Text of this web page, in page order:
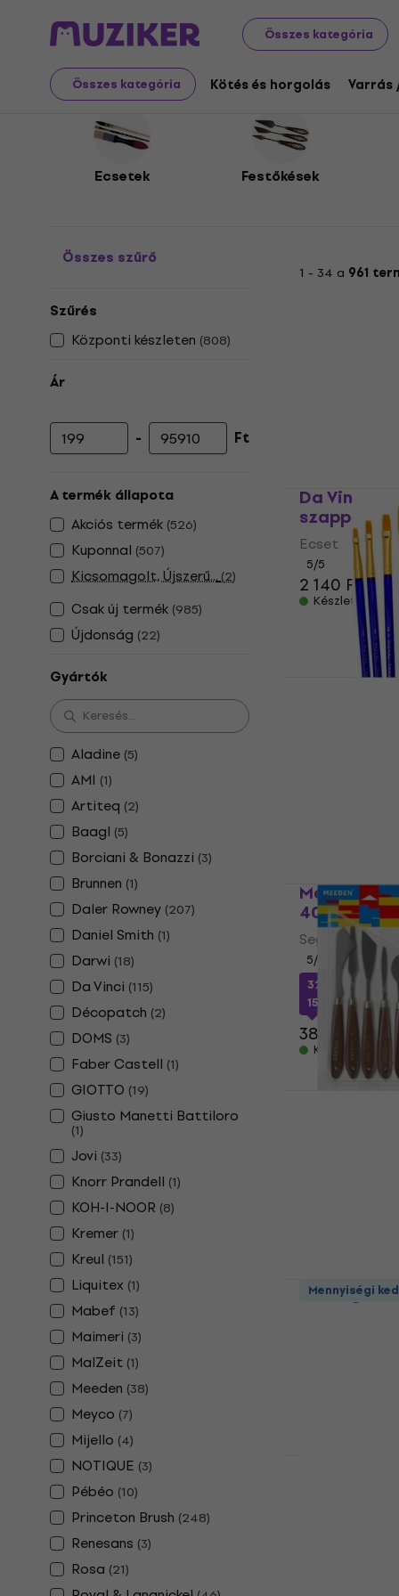
Összes kategória
Összes kategória Kötés és horgolás Varrás
Művészet Festés Ecsetek / Festőkések / Paletták
Ecsetek / Festőkések
Ecsetek Festőkések
Összes szűrő
Szűrés
Központi készleten (808)
Ár
Minimális ár
- Maximális árFt
A termék állapota
Akciós termék (526)
Kuponnal (507)
Kicsomagolt, Újszerű...(2)
Csak új termék (985)
Újdonság (22)
Gyártók
Aladine (5)
AMI (1)
Artiteq (2)
Baagl (5)
Borciani & Bonazzi (3)
Brunnen (1)
Daler Rowney (207)
Daniel Smith (1)
Darwi (18)
Da Vinci (115)
Décopatch (2)
DOMS (3)
Faber Castell (1)
GIOTTO (19)
Giusto Manetti Battiloro
(1)
Jovi (33)
Knorr Prandell (1)
KOH-I-NOOR (8)
Kremer (1)
Kreul (151)
Liquitex (1)
Mabef (13)
Maimeri (3)
MalZeit (1)
Meeden (38)
Meyco (7)
Mijello (4)
NOTIQUE (3)
Pébéo (10)
Princeton Brush (248)
Renesans (3)
Rosa (21)
1 - 34 a 961
Da Vinci
szappan 1
Ecset
5/5
2 140 Ft
Készleten
Royal &
Meeden
40 cm
Segédeszközök
5/5
32 350 Ft
a
15
38 880 Ft
Készleten
Da Vinci
ecset 2
Mennyiségi